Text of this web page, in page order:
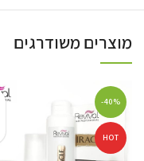
מוצרים משודרגים
-40%
HOT